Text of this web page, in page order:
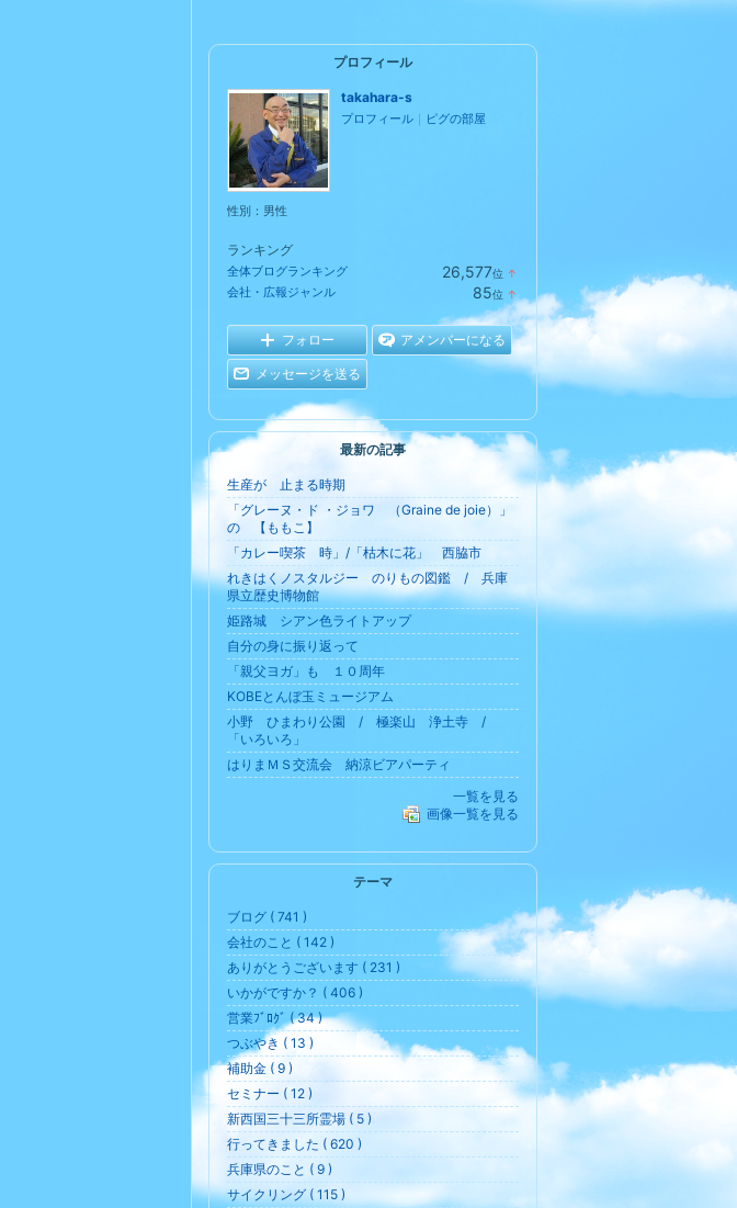
プロフィール
takahara-s
プロフィール ｜ ピグの部屋
性別： 男性
ランキング
全体ブログランキング 26,577位 ↑
ン
キ
ン
上
昇
会社・広報ジャンル 85位 ↑
ラ
ン
キ
グ
フォロー アメンバーになる
メッセージを送る
最新の記事
生産が 止まる時期
「グレーヌ・ド ・ジョワ （Graine de joie）」
の 【ももこ】
「カレー喫茶 時」/「枯木に花」 西脇市
れきはくノスタルジー のりもの図鑑 / 兵庫
県立歴史博物館
姫路城 シアン色ライトアップ
自分の身に振り返って
「親父ヨガ」も １０周年
KOBEとんぼ玉ミュージアム
小野 ひまわり公園 / 極楽山 浄土寺 /
「いろいろ」
はりまＭＳ交流会 納涼ビアパーティ
一覧を見る
画像一覧を見る
テーマ
ブログ ( 741 )
会社のこと ( 142 )
ありがとうございます ( 231 )
いかがですか？ ( 406 )
営業ﾌﾞﾛｸﾞ ( 34 )
つぶやき ( 13 )
補助金 ( 9 )
セミナー ( 12 )
新西国三十三所霊場 ( 5 )
行ってきました ( 620 )
兵庫県のこと ( 9 )
サイクリング ( 115 )